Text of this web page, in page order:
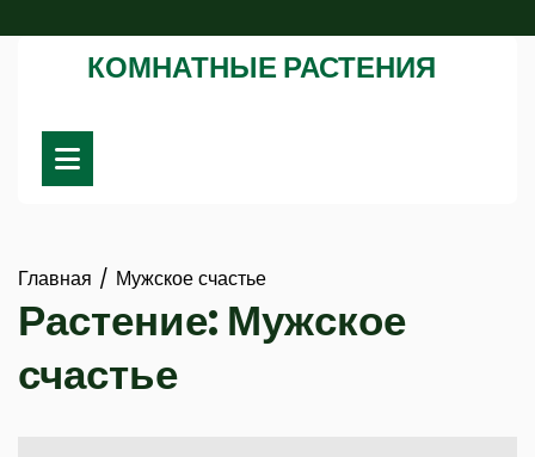
к
содержимомуКОМНАТНЫЕ РАСТЕНИЯ
Главная Мужское счастье
Растение: Мужское
счастье